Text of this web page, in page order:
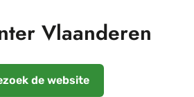
Vlaanderen
de website